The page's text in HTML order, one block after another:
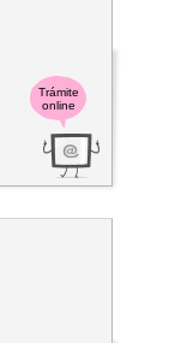
Trámite
online